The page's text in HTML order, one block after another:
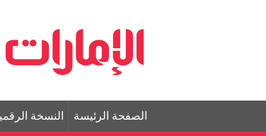
الصفحة الرئيسة النسخة